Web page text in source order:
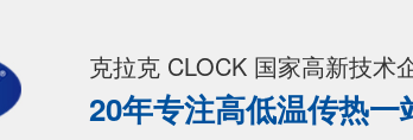
克拉克 CLOCK 国家高新技术
20年专注高低温传热一